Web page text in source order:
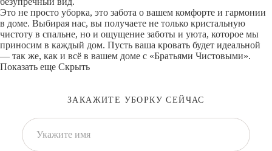
Это не просто уборка, это забота о вашем комфорте и гармонии
в доме. Выбирая нас, вы получаете не только кристальную
чистоту в спальне, но и ощущение заботы и уюта, которое мы
приносим в каждый дом. Пусть ваша кровать будет идеальной
— так же, как и всё в вашем доме с «Братьями Чистовыми».
Показать еще Скрыть
ЗАКАЖИТЕ УБОРКУ СЕЙЧАС